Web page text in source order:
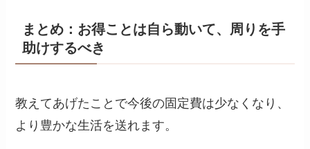
まとめ：お得ことは自ら動いて、周りを手
助けするべき
教えてあげたことで今後の固定費は少なくなり、
より豊かな生活を送れます。